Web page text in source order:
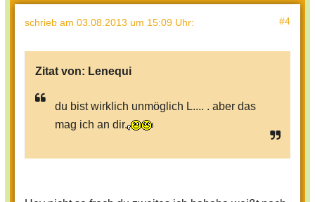
schrieb am 03.08.2013 um 15:09 Uhr: #4
Zitat von: Lenequi
du bist wirklich unmöglich L.... . aber das
mag ich an dir.